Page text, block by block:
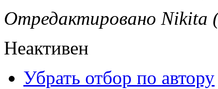
Отредактировано Nikita
Неактивен
Убрать отбор по автору